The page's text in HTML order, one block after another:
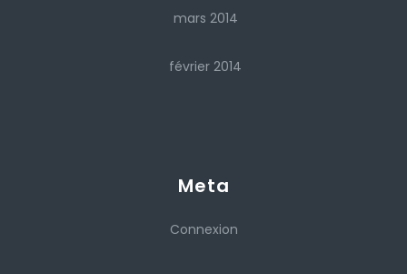
mars 2014
février 2014
Meta
Connexion